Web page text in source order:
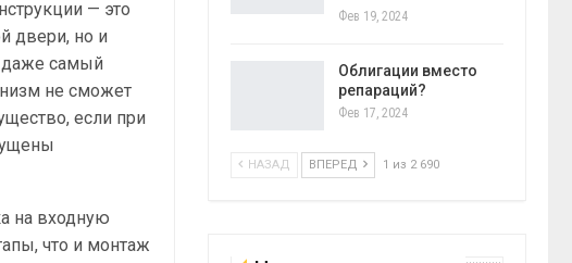
— это
двери, но и
даже самый
не сможет
если при
на входную
что и монтаж
Фев 19, 2024
Облигации вместо
репараций?
Фев 17, 2024
НАЗАД ВПЕРЕД 1 из 2 690